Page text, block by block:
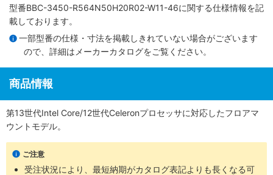
型番BBC-3450-R564N50H20R02-W11-46に関する仕様情報を記
載しております。
一部型番の仕様・寸法を掲載しきれていない場合がございます
ので、詳細は メーカーカタログをご覧ください。
商品情報
第13世代Intel Core/12世代Celeronプロセッサに対応したフロアマ
ウントモデル。
ご注意
受注状況により、最短納期がカタログ表記よりも長くなる可